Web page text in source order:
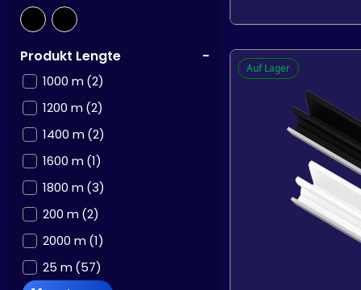
Produkt Lengte -
1000 m (2)
1200 m (2)
1400 m (2)
1600 m (1)
1800 m (3)
200 m (2)
2000 m (1)
25 m (57)
Q-
€27,91 incl. BTW
Let op: prijs excl. 7%
200 m 25
In den
Auf Lager